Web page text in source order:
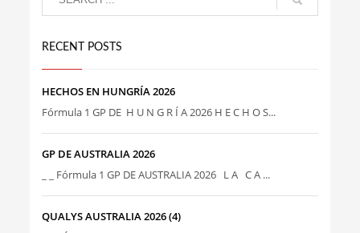
RECENT POSTS
HECHOS EN HUNGRÍA 2026
Fórmula 1 GP DE H U N G R Í A 2026 H E C H O S...
GP DE AUSTRALIA 2026
_ _ Fórmula 1 GP DE AUSTRALIA 2026 L A C A ...
QUALYS AUSTRALIA 2026 (4)